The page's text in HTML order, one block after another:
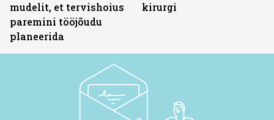
mudelit, et tervishoius
paremini tööjõudu
planeerida
kirurgi